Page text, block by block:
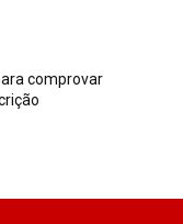
comprovar